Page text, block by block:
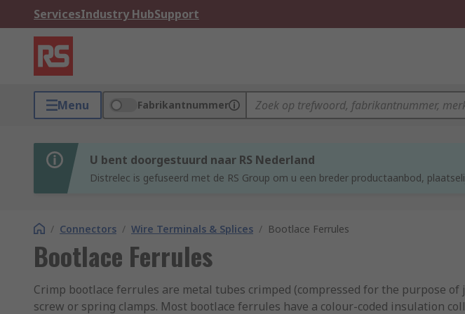
ServicesIndustry HubSupport
Menu Fabrikantnummer
U bent doorgestuurd naar RS Nederland
Distrelec is gefuseerd met de RS Group om u een breder productaanbod,
/ Connectors / Wire Terminals & Splices / Bootlace Ferrules
Bootlace Ferrules
Crimp bootlace ferrules are metal tubes crimped (compressed for the purpose
screw or spring clamps. Most bootlace ferrules have a colour-coded insulation